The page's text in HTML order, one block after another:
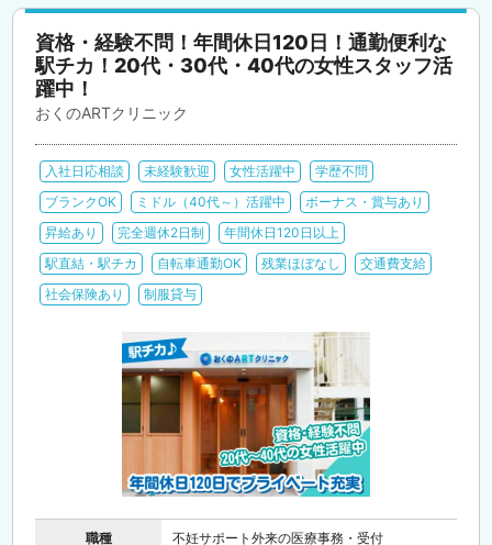
資格・経験不問！年間休日120日！通勤便利な
駅チカ！20代・30代・40代の女性スタッフ活
躍中！
おくのARTクリニック
入社日応相談 未経験歓迎 女性活躍中
学歴不問
ブランクOK
ミドル（40代～）活躍中
ボーナス・賞与あり
昇給あり
完全週休2日制
年間休日120日以上
駅直結・駅チカ
自転車通勤OK 残業ほぼなし
交通費支給
社会保険あり
制服貸与
職種 不妊サポート外来の医療事務・受付